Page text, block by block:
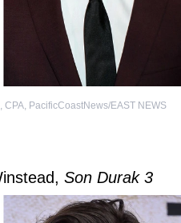
, CPA, PacificCoastNews/EAST NEWS
Son Durak 3